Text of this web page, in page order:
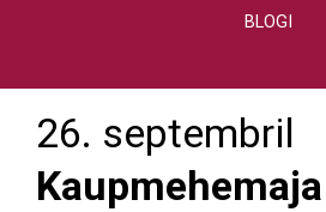
BLOGI
26. septembril
Kaupmehemaja